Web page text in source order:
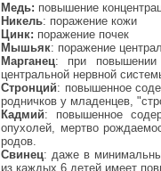
Медь: повышение
Никель: поражение кожи
Цинк: поражение почек
Мышьяк: поражение
Марганец: при повышении
центральной нервной
Стронций: повышенное
родничков у младенцев,
Кадмий: повышенное
опухолей, мертво
родов.
Свинец: даже в
из каждых 6 детей имеет